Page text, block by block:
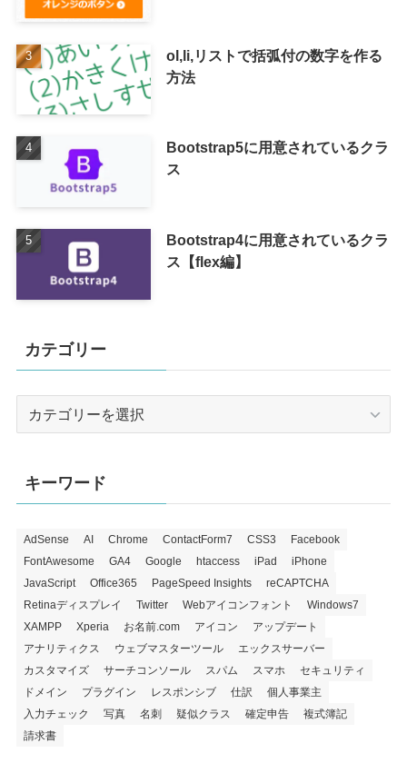
ol,li,リストで括弧付の数字を作る
方法
Bootstrap5に用意されているクラ
ス
Bootstrap4に用意されているクラ
ス【flex編】
カテゴリー
キーワード
AdSense AI Chrome ContactForm7 CSS3
Facebook
FontAwesome
GA4 Google htaccess iPad
iPhone
JavaScript
Office365 PageSpeed Insights
reCAPTCHA
Retinaディスプレイ
Twitter Webアイコンフォント
Windows7
XAMPP
Xperia お名前.com アイコン
アップデート
アナリティクス
ウェブマスターツール
エックスサーバー
カスタマイズ
サーチコンソール スパム スマホ
セキュリティ
ドメイン
プラグイン レスポンシブ 仕訳
個人事業主
入力チェック
写真 名刺 疑似クラス 確定申告
複式簿記
請求書